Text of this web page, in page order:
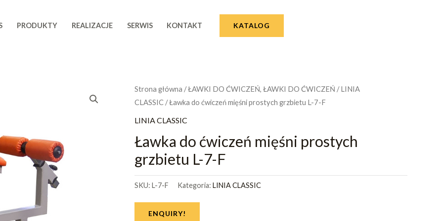
PRODUKTY REALIZACJE SERWIS KONTAKT KATALOG
Strona główna /ŁAWKI DO ĆWICZEŃ, ŁAWKI DO ĆWICZEŃ /LINIA
CLASSIC / Ławka do ćwiczeń mięśni prostych grzbietu L-7-F
LINIA CLASSIC
Ławka do ćwiczeń mięśni prostych
grzbietu L-7-F
SKU: L-7-F Kategoria: LINIA CLASSIC
ENQUIRY!